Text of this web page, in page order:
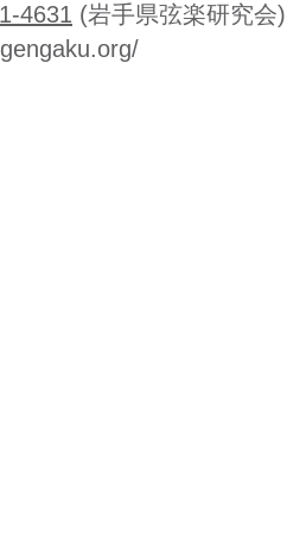
4631 (岩手県弦楽研究会)